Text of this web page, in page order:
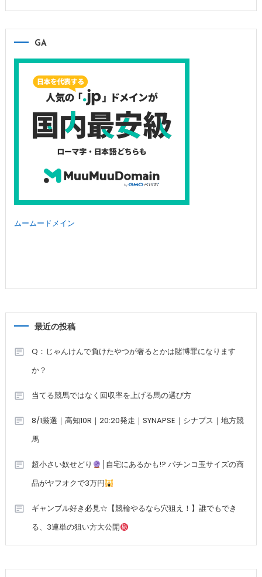
GA
ムームードメイン
最近の投稿
Q：じゃんけんで負けたやつが奢るとかは賭博罪になります
か？
当てる競馬ではなく回収率を上げる馬の選び方
8/1厳選｜高知10R｜20:20発走｜SYNAPSE｜シナプス｜地方競
馬
超小さい奴せどり
│自宅にあるかも!? パチンコ玉サイズの商
品がヤフオクで3万円
ギャンブル好き必見☆【競輪やるなら穴狙え！】誰でもでき
る、3連単の狙い方大公開